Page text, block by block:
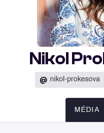
Nikol
@ nikol-prokesova
MÉDIA